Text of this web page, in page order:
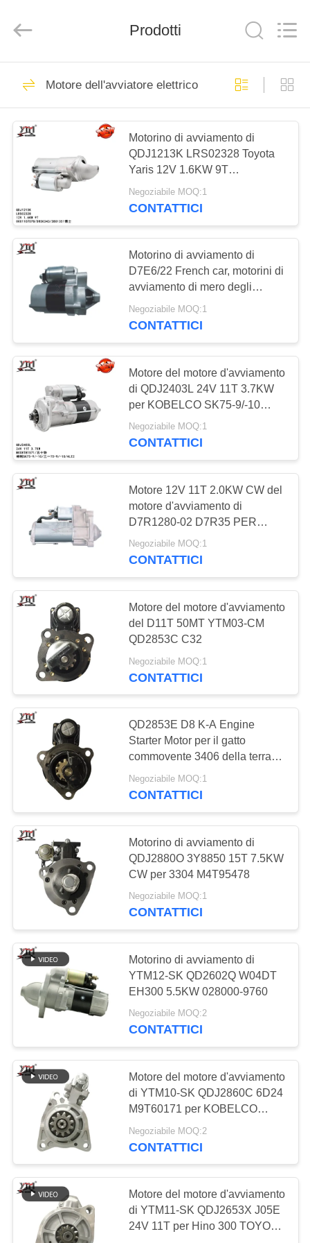
CASA
PRODOTTI
VIDEO
MOSTRA
VR
CIRCA
NOI
GIRO
DELLA
FABBRICA
CONTROLLO
DI
QUALITÀ
CONTATTICI
UNA
CITAZIONE
MAPPA
DEL
SITO
POLITICA
SULLA
PRIVACY
parts
Motore del motore
d'avviamento
503
dell'avviatore
elettrico
280
Motore elettrico
dell'alternatore
812
Sovralimentazioni di
rendimento elevato
Compressore
elettrico del
condizionamento
d'aria
Motore di controllo
di comando
Solenoide di arresto
del motore
10
Regolatore
dell'alternatore
Prodotti
Motore dell'avviatore elettrico
Motorino di avviamento di
QDJ1213K LRS02328 Toyota
Yaris 12V 1.6KW 9T
0001107078 DRS0343
3801351
Negoziabile MOQ:1
CONTATTICI
Motorino di avviamento di
D7E6/22 French car, motorini di
avviamento di mero degli
accessori D7E1218-07 12V 8T
0.8KW CW
Negoziabile MOQ:1
CONTATTICI
Motore del motore d'avviamento
di QDJ2403L 24V 11T 3.7KW
per KOBELCO SK75-9/-10
SANY 75-9/-10/4LE2
Negoziabile MOQ:1
CONTATTICI
Motore 12V 11T 2.0KW CW del
motore d'avviamento di
D7R1280-02 D7R35 PER
RENAUL MITSUBISHI
Negoziabile MOQ:1
CONTATTICI
Motore del motore d'avviamento
del D11T 50MT YTM03-CM
QD2853C C32
Negoziabile MOQ:1
CONTATTICI
QD2853E D8 K-A Engine
Starter Motor per il gatto
commovente 3406 della terra
50-110
Negoziabile MOQ:1
CONTATTICI
Motorino di avviamento di
QDJ2880O 3Y8850 15T 7.5KW
CW per 3304 M4T95478
Negoziabile MOQ:1
CONTATTICI
Motorino di avviamento di
YTM12-SK QD2602Q W04DT
EH300 5.5KW 028000-9760
Negoziabile MOQ:2
CONTATTICI
Motore del motore d'avviamento
di YTM10-SK QDJ2860C 6D24
M9T60171 per KOBELCO
SK450 SK480-6
Negoziabile MOQ:2
CONTATTICI
Motore del motore d'avviamento
di YTM11-SK QDJ2653X J05E
24V 11T per Hino 300 TOYOTA